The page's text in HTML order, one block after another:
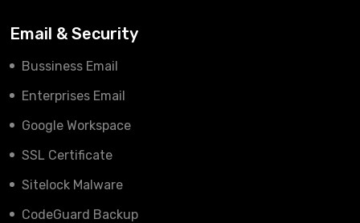
Email & Security
Bussiness Email
Enterprises Email
Google Workspace
SSL Certificate
Sitelock Malware
CodeGuard Backup